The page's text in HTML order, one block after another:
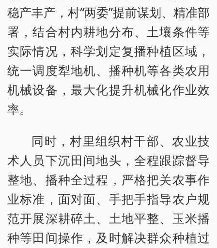
稳产丰产，村“两委”提前谋划、精准部
署，结合村内耕地分布、土壤条件等
实际情况，科学划定复播种植区域，
统一调度犁地机、播种机等各类农用
机械设备，最大化提升机械化作业效
率。
同时，村里组织村干部、农业技
术人员下沉田间地头，全程跟踪督导
整地、播种全过程，严格把关农事作
业标准，面对面、手把手指导农户规
范开展深耕碎土、土地平整、玉米播
种等田间操作，及时解决群众种植过